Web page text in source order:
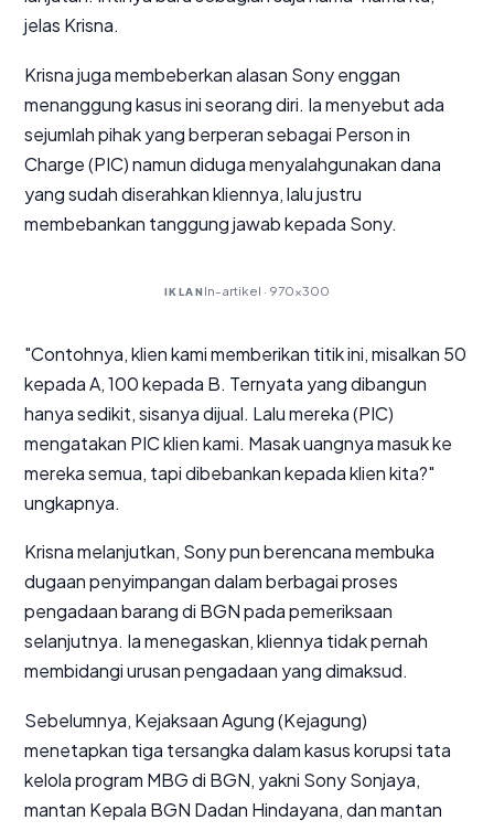
jelas Krisna.
Krisna juga membeberkan alasan Sony enggan
menanggung kasus ini seorang diri. Ia menyebut ada
sejumlah pihak yang berperan sebagai Person in
Charge(PIC) namun diduga menyalahgunakan dana
yang sudah diserahkan kliennya, lalu justru
membebankan tanggung jawab kepada Sony.
IKLAN In-artikel · 970×300
"Contohnya, klien kami memberikan titik ini, misalkan 50
kepada A, 100 kepada B. Ternyata yang dibangun
hanya sedikit, sisanya dijual. Lalu mereka (PIC)
mengatakan PIC klien kami. Masak uangnya masuk ke
mereka semua, tapi dibebankan kepada klien kita?"
ungkapnya.
Krisna melanjutkan, Sony pun berencana membuka
dugaan penyimpangan dalam berbagai proses
pengadaan barang di BGN pada pemeriksaan
selanjutnya. Ia menegaskan, kliennya tidak pernah
membidangi urusan pengadaan yang dimaksud.
Sebelumnya, Kejaksaan Agung (Kejagung)
menetapkan tiga tersangka dalam kasus korupsi tata
kelola program MBG di BGN, yakni Sony Sonjaya,
mantan Kepala BGN Dadan Hindayana, dan mantan